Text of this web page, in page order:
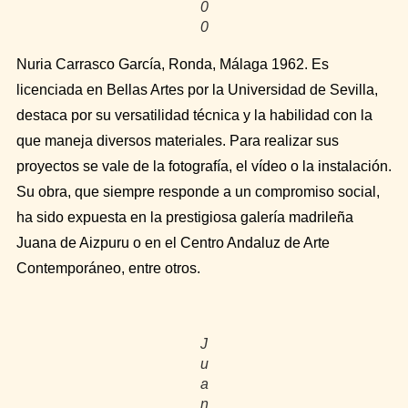
0
0
Nuria Carrasco García, Ronda, Málaga 1962. Es
licenciada en Bellas Artes por la Universidad de Sevilla,
destaca por su versatilidad técnica y la habilidad con la
que maneja diversos materiales. Para realizar sus
proyectos se vale de la fotografía, el vídeo o la instalación.
Su obra, que siempre responde a un compromiso social,
ha sido expuesta en la prestigiosa galería madrileña
Juana de Aizpuru o en el Centro Andaluz de Arte
Contemporáneo, entre otros.
J
u
a
n